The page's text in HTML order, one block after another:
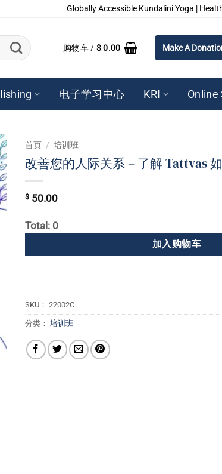
Globally Accessible Kundalini Yoga |
购物车 / $0.00 Make A
电子学习中心 KRI Online
首页 / 培训班
改善您的人际关系 – 了解 Tattvas
$ 50.00
Total: 0
加入购物车
SKU： 22002C
分类： 培训班